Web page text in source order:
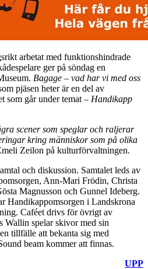
arbetat med funktionshindrade
ger på söndag en
Bagage – vad har vi med oss
pjäsen heter är en del av
som går under temat – Handikapp
scener som speglar och raljerar
kring människor som på olika
Zeilon på kulturförvaltningen.
och diskussion. Samtalet leds av
Ann-Mari Frödin, Christa
Magnusson och Gunnel Ideberg.
Handikappomsorgen i Landskrona
Caféet drivs för övrigt av
Wallin spelar skivor med sin
tillfälle att bekanta sig med
beam kommer att finnas.
UPP